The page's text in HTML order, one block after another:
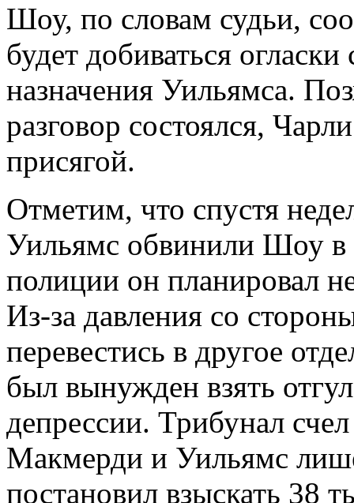
Шоу, по словам судьи,
будет добиваться
назначения Уильямса.
разговор состоялся,
присягой.
Отметим, что спустя
Уильямс обвинили Шоу в
полиции он планировал
Из-за давления со
перевестись в другое
был вынужден взять
депрессии. Трибунал
Макмерди и Уильямс
постановил взыскать 38